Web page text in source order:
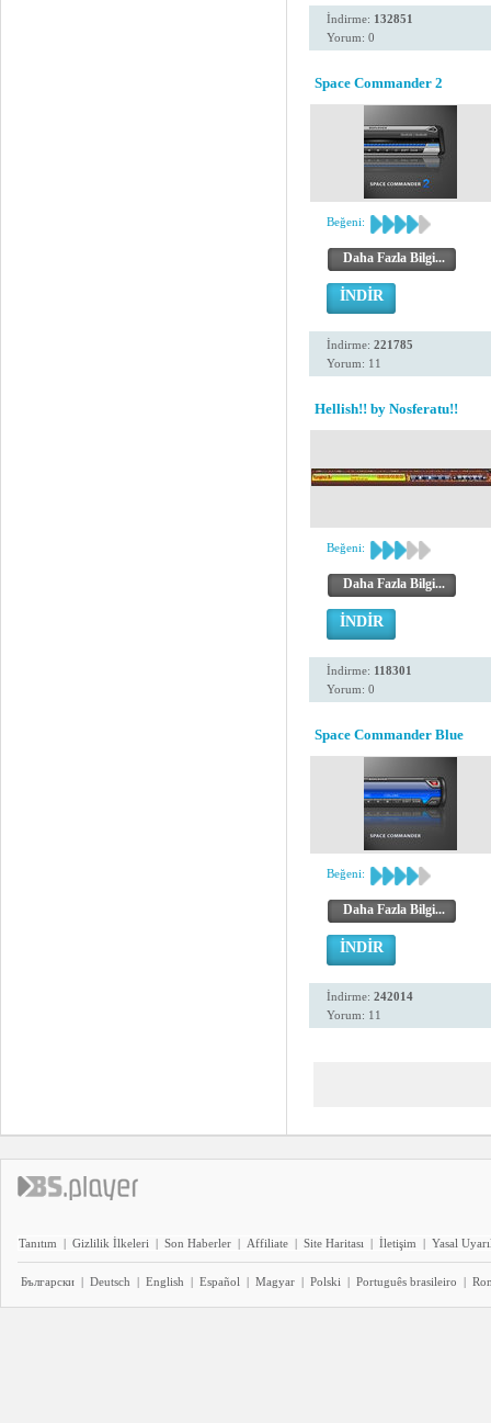
İndirme: 132851
Yorum: 0
Space Commander 2
Beğeni:
Daha Fazla Bilgi...
İNDİR
İndirme: 221785
Yorum: 11
Hellish!! by Nosferatu!!
Beğeni:
Daha Fazla Bilgi...
İNDİR
İndirme: 118301
Yorum: 0
Space Commander Blue
Beğeni:
Daha Fazla Bilgi...
İNDİR
İndirme: 242014
Yorum: 11
Tanıtım | Gizlilik İlkeleri | Son Haberler | Affiliate | Site Haritası | İletişim | Yasal
Български | Deutsch | English | Español | Magyar | Polski | Português brasileiro |